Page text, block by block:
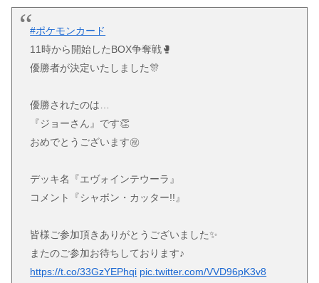
#ポケモンカード
11時から開始したBOX争奪戦🥊
優勝者が決定いたしました🎊
優勝されたのは…
『ジョーさん』です👏
おめでとうございます㊗️
デッキ名『エヴォインテウーラ』
コメント『シャボン・カッター!!』
皆様ご参加頂きありがとうございました✨
またのご参加お待ちしております♪
https://t.co/33GzYEPhqi pic.twitter.com/VVD96pK3v8